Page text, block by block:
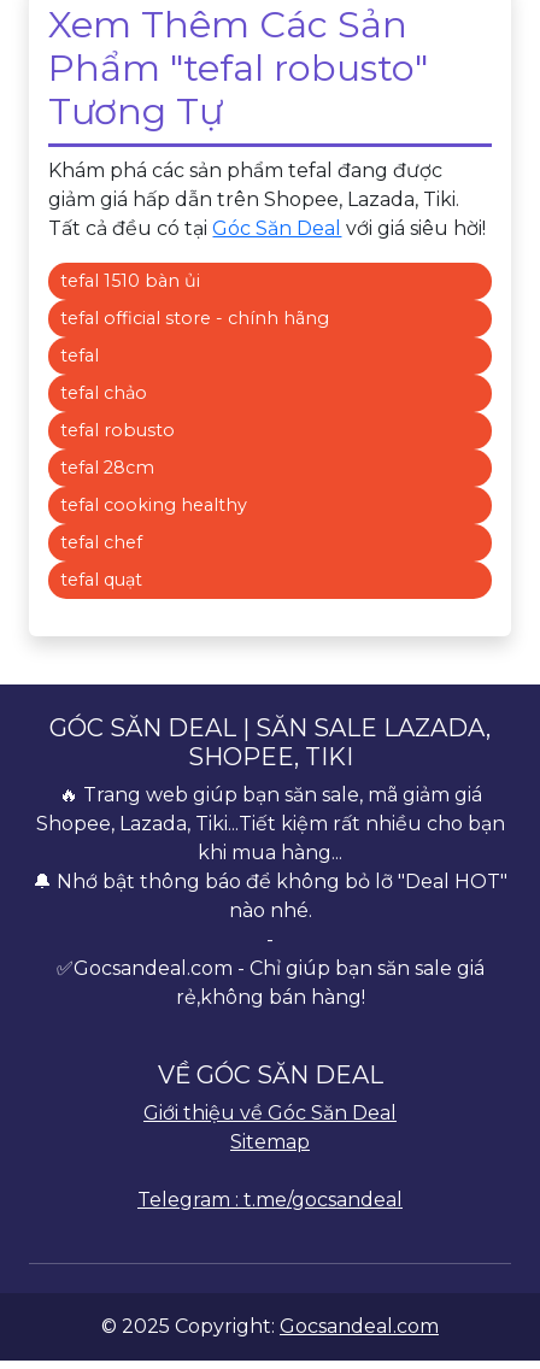
Xem Thêm Các Sản
Phẩm "tefal robusto"
Tương Tự
Khám phá các sản phẩm tefal đang được
giảm giá hấp dẫn trên Shopee, Lazada, Tiki.
Tất cả đều có tạiGóc Săn Deal với giá siêu hời!
tefal 1510 bàn ủi
tefal official store - chính hãng
tefal
tefal chảo
tefal robusto
tefal 28cm
tefal cooking healthy
tefal chef
tefal quạt
GÓC SĂN DEAL | SĂN SALE LAZADA,
SHOPEE, TIKI
🔥 Trang web giúp bạn săn sale, mã giảm giá
Shopee, Lazada, Tiki...Tiết kiệm rất nhiều cho bạn
khi mua hàng...
🔔 Nhớ bật thông báo để không bỏ lỡ "Deal HOT"
nào nhé.
-
✅Gocsandeal.com - Chỉ giúp bạn săn sale giá
rẻ,không bán hàng!
VỀ GÓC SĂN DEAL
Giới thiệu về Góc Săn Deal
Sitemap
Telegram : t.me/gocsandeal
© 2025 Copyright: Gocsandeal.com